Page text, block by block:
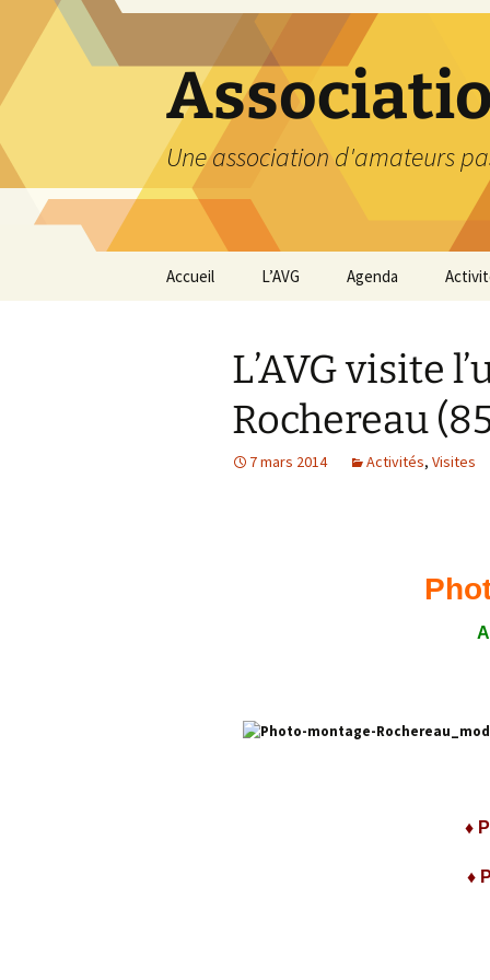
contenu
Une association d'amateurs
Accueil L’AVG
Nos coordonnées
Nous contacter et
Adhésion
Agenda
L’AVG visite
Rochereau
7 mars 2014 Activités, Visites
♦
♦